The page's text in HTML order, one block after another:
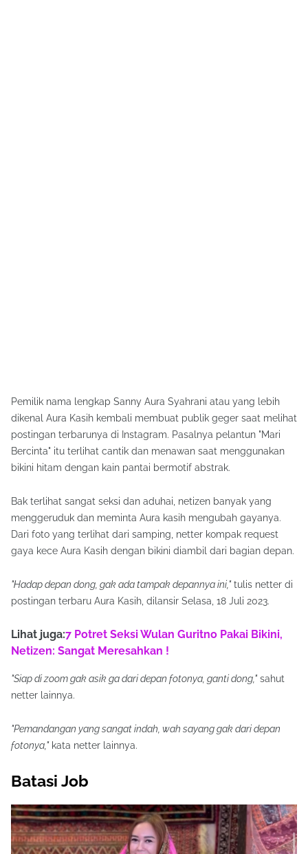
Pemilik nama lengkap Sanny Aura Syahrani atau yang lebih
dikenal Aura Kasih kembali membuat publik geger saat melihat
postingan terbarunya di Instagram. Pasalnya pelantun "Mari
Bercinta" itu terlihat cantik dan menawan saat menggunakan
bikini hitam dengan kain pantai bermotif abstrak.
Bak terlihat sangat seksi dan aduhai, netizen banyak yang
menggeruduk dan meminta Aura kasih mengubah gayanya.
Dari foto yang terlihat dari samping, netter kompak request
gaya kece Aura Kasih dengan bikini diambil dari bagian depan.
"Hadap depan dong, gak ada tampak depannya ini,"tulis netter di
postingan terbaru Aura Kasih, dilansir Selasa, 18 Juli 2023.
Lihat juga:7 Potret Seksi Wulan Guritno Pakai Bikini,
Netizen: Sangat Meresahkan !
"Siap di zoom gak asik ga dari depan fotonya, ganti dong,"sahut
netter lainnya.
"Pemandangan yang sangat indah, wah sayang gak dari depan
fotonya,"kata netter lainnya.
Batasi Job